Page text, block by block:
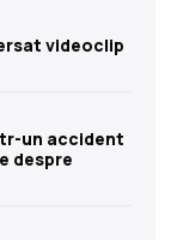
videoclip
un accident
despre